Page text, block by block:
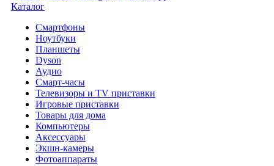
Каталог
Смартфоны
Ноутбуки
Планшеты
Dyson
Аудио
Смарт-часы
Телевизоры и TV приставки
Игровые приставки
Товары для дома
Компьютеры
Аксесcуары
Экшн-камеры
Фотоаппараты